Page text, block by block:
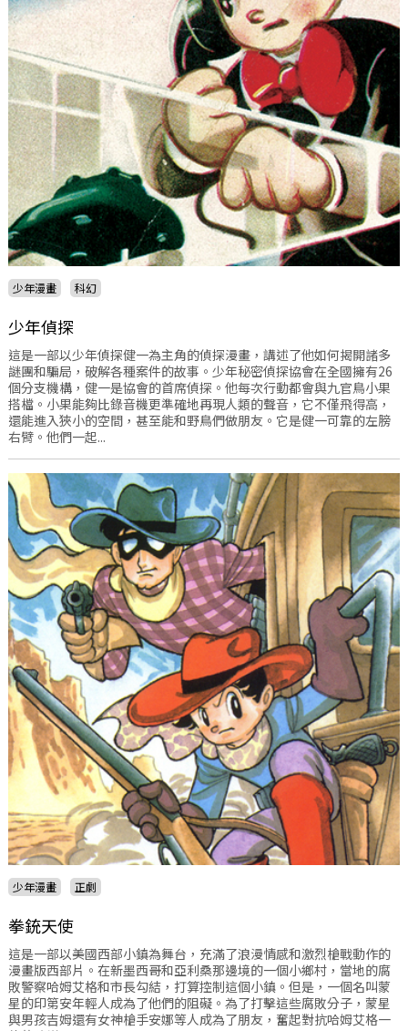
少年漫畫 科幻
少年偵探
這是一部以少年偵探健一為主角的偵探漫畫，講述了他如何揭開諸多
謎團和騙局，破解各種案件的故事。少年秘密偵探協會在全國擁有26
個分支機構，健一是協會的首席偵探。他每次行動都會與九官鳥小果
搭檔。小果能夠比錄音機更準確地再現人類的聲音，它不僅飛得高，
還能進入狹小的空間，甚至能和野鳥們做朋友。它是健一可靠的左膀
右臂。他們一起...
少年漫畫 正劇
拳銃天使
這是一部以美國西部小鎮為舞台，充滿了浪漫情感和激烈槍戰動作的
漫畫版西部片。在新墨西哥和亞利桑那邊境的一個小鄉村，當地的腐
敗警察哈姆艾格和市長勾結，打算控制這個小鎮。但是，一個名叫蒙
星的印第安年輕人成為了他們的阻礙。為了打擊這些腐敗分子，蒙星
與男孩吉姆還有女神槍手安娜等人成為了朋友，奮起對抗哈姆艾格一